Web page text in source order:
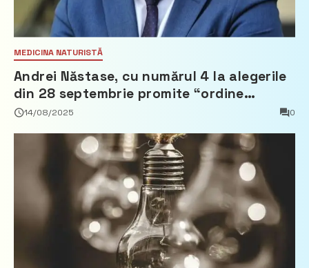
MEDICINA NATURISTĂ
Andrei Năstase, cu numărul 4 la alegerile
din 28 septembrie promite “ordine
europeană” și 10 miliarde pentru cetățeni
14/08/2025 0